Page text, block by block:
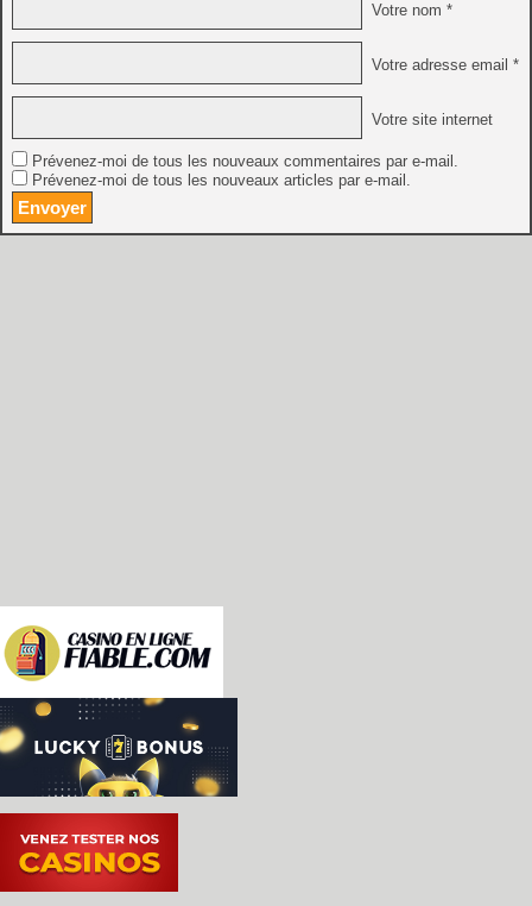
Votre nom *
Votre adresse email *
Votre site internet
Prévenez-moi de tous les nouveaux commentaires par e-mail.
Prévenez-moi de tous les nouveaux articles par e-mail.